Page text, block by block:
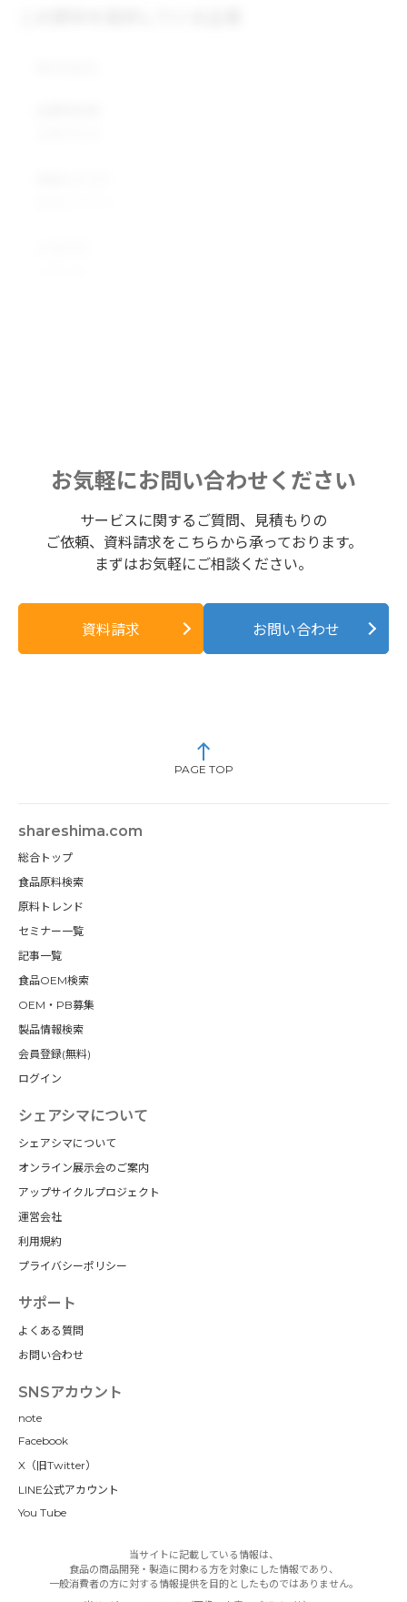
お気軽にお問い合わせください
サービスに関するご質問、見積もりの
ご依頼、資料請求をこちらから承っております。
まずはお気軽にご相談ください。
資料請求 お問い合わせ
PAGE TOP
shareshima.com
総合トップ
食品原料検索
原料トレンド
セミナー一覧
記事一覧
食品OEM検索
OEM・PB募集
製品情報検索
会員登録(無料)
ログイン
シェアシマについて
シェアシマについて
オンライン展示会のご案内
アップサイクルプロジェクト
運営会社
利用規約
プライバシーポリシー
サポート
よくある質問
お問い合わせ
SNSアカウント
note
Facebook
X（旧Twitter）
LINE公式アカウント
You Tube
当サイトに記載している情報は、
食品の商品開発・製造に関わる方を対象にした情報であり、
一般消費者の方に対する情報提供を目的としたものではありません。